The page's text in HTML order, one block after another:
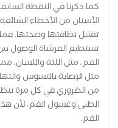
كما ذكرنا في النقطة
الأسنان من الأخطاء
تقليل نظافتها وصحتها.
تستطيع الفرشاة الوصول
الفم، مثل اللثة واللسان،
مثل الإصابة بالتسوس
من الضروري في كل مرة
الطبي وغسول الفم، لأن
الفم.